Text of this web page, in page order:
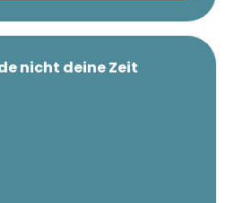
nicht deine Zeit